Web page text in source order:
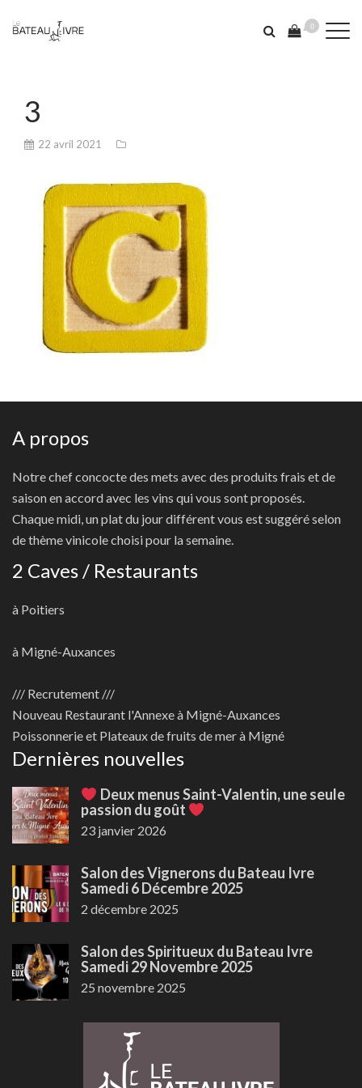
0
3
22 avril 2021
A propos
Notre chef concocte des mets avec des produits frais et de
saison en accord avec les vins qui vous sont proposés.
Chaque midi, un plat du jour différent vous est suggéré selon
de thème vinicole choisi pour la semaine.
2 Caves / Restaurants
à Poitiers
à Migné-Auxances
/// Recrutement ///
Nouveau Restaurant l'Annexe à Migné-Auxances
Poissonnerie et Plateaux de fruits de mer à Migné
Dernières nouvelles
Deux menus Saint-Valentin, une seule
passion du goût
23 janvier 2026
Salon des Vignerons du Bateau Ivre
Samedi 6 Décembre 2025
2 décembre 2025
Salon des Spiritueux du Bateau Ivre
Samedi 29 Novembre 2025
25 novembre 2025